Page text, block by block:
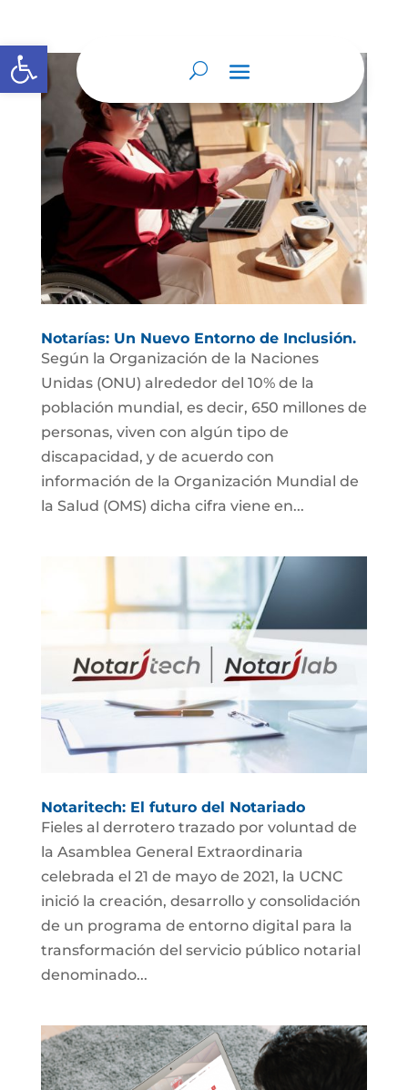
Abrir barra de herramientas
Notarías: Un Nuevo Entorno de Inclusión.
Según la Organización de la Naciones
Unidas (ONU) alrededor del 10% de la
población mundial, es decir, 650 millones de
personas, viven con algún tipo de
discapacidad, y de acuerdo con
información de la Organización Mundial de
la Salud (OMS) dicha cifra viene en...
Notaritech: El futuro del Notariado
Fieles al derrotero trazado por voluntad de
la Asamblea General Extraordinaria
celebrada el 21 de mayo de 2021, la UCNC
inició la creación, desarrollo y consolidación
de un programa de entorno digital para la
transformación del servicio público notarial
denominado...